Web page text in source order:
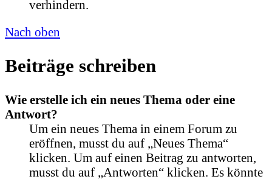
verhindern.
Nach oben
Beiträge schreiben
Wie erstelle ich ein neues Thema oder eine
Antwort?
Um ein neues Thema in einem Forum zu
eröffnen, musst du auf „Neues Thema“
klicken. Um auf einen Beitrag zu antworten,
musst du auf „Antworten“ klicken. Es könnte